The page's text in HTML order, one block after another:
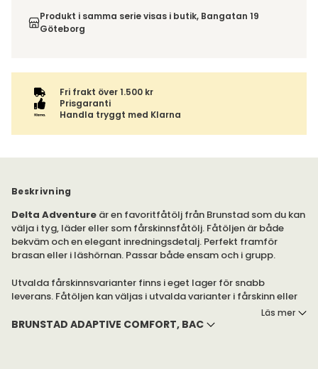
ordern tillsammans.
inte av ångerrätten.
Produkt i samma serie visas i butik, Bangatan 19
Göteborg
Fri frakt över 1.500 kr
Prisgaranti
Handla tryggt med Klarna
Beskrivning
Delta Adventure är en favoritfåtölj från Brunstad som du kan
välja i tyg, läder eller som fårskinnsfåtölj. Fåtöljen är både
bekväm och en elegant inredningsdetalj. Perfekt framför
brasan eller i läshörnan. Passar både ensam och i grupp.
Utvalda fårskinnsvarianter finns i eget lager för snabb
leverans. Fåtöljen kan väljas i utvalda varianter i fårskinn eller
Läs mer
BRUNSTAD ADAPTIVE COMFORT, BAC